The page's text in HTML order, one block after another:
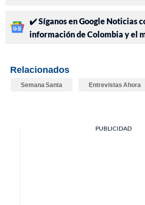
✔️ Síganos en Google Noticias
información de Colombia y el
Relacionados
Semana Santa Entrevistas Ahora
PUBLICIDAD